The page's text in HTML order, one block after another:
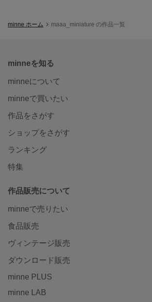
minne ホーム maaa_miniature の作品一覧
minneを知る
minneについて
minneで買いたい
作品をさがす
ショップをさがす
ランキング
特集
作品販売について
minneで売りたい
食品販売
ヴィンテージ販売
ダウンロード販売
minne PLUS
minne LAB